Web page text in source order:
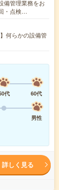
備管理業務をお
・点検…
何らかの設備管
代
60代
男性
詳しく見る